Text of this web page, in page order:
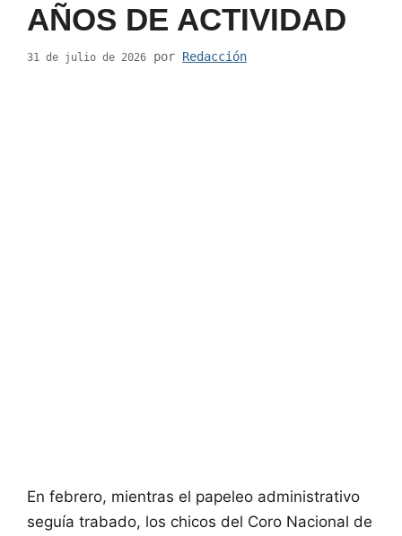
AÑOS DE ACTIVIDAD
31 de julio de 2026 por Redacción
En febrero, mientras el papeleo administrativo
seguía trabado, los chicos del Coro Nacional de